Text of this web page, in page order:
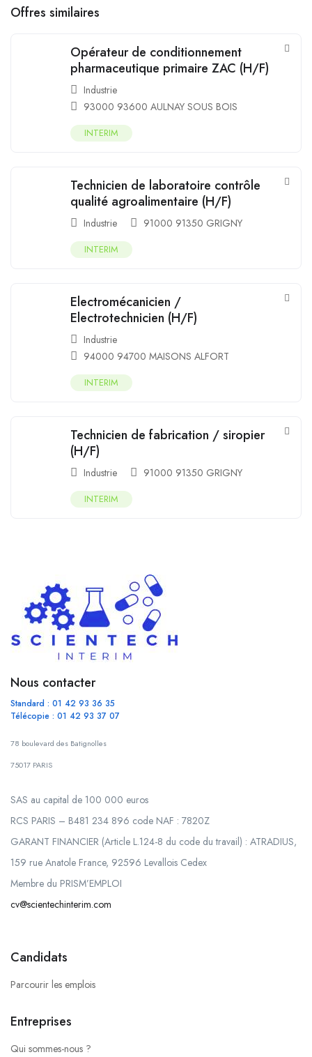
Offres similaires
Opérateur de conditionnement
pharmaceutique primaire ZAC (H/F)
Industrie
93000 93600 AULNAY SOUS BOIS
INTERIM
Technicien de laboratoire contrôle
qualité agroalimentaire (H/F)
Industrie 91000 91350 GRIGNY
INTERIM
Electromécanicien /
Electrotechnicien (H/F)
Industrie
94000 94700 MAISONS ALFORT
INTERIM
Technicien de fabrication / siropier
(H/F)
Industrie 91000 91350 GRIGNY
INTERIM
Nous contacter
Standard : 01 42 93 36 35
Télécopie : 01 42 93 37 07
78 boulevard des Batignolles
75017 PARIS
SAS au capital de 100 000 euros
RCS PARIS – B481 234 896 code NAF : 7820Z
GARANT FINANCIER (Article L.124-8 du code du travail) : ATRADIUS,
159 rue Anatole France, 92596 Levallois Cedex
Membre du PRISM’EMPLOI
cv@scientechinterim.com
Candidats
Parcourir les emplois
Entreprises
Qui sommes-nous ?